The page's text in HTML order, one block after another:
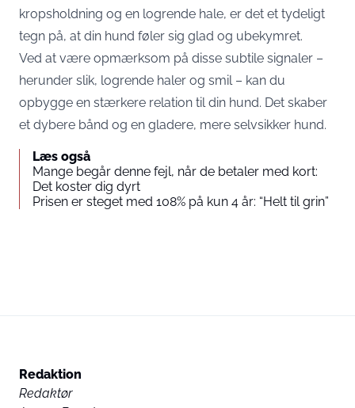
kropsholdning og en logrende hale, er det et tydeligt
tegn på, at din hund føler sig glad og ubekymret.
Ved at være opmærksom på disse subtile signaler –
herunder slik, logrende haler og smil – kan du
opbygge en stærkere relation til din hund. Det skaber
et dybere bånd og en gladere, mere selvsikker hund.
Læs også
Mange begår denne fejl, når de betaler med kort:
Det koster dig dyrt
Prisen er steget med 108% på kun 4 år: “Helt til grin”
Redaktion
Redaktør